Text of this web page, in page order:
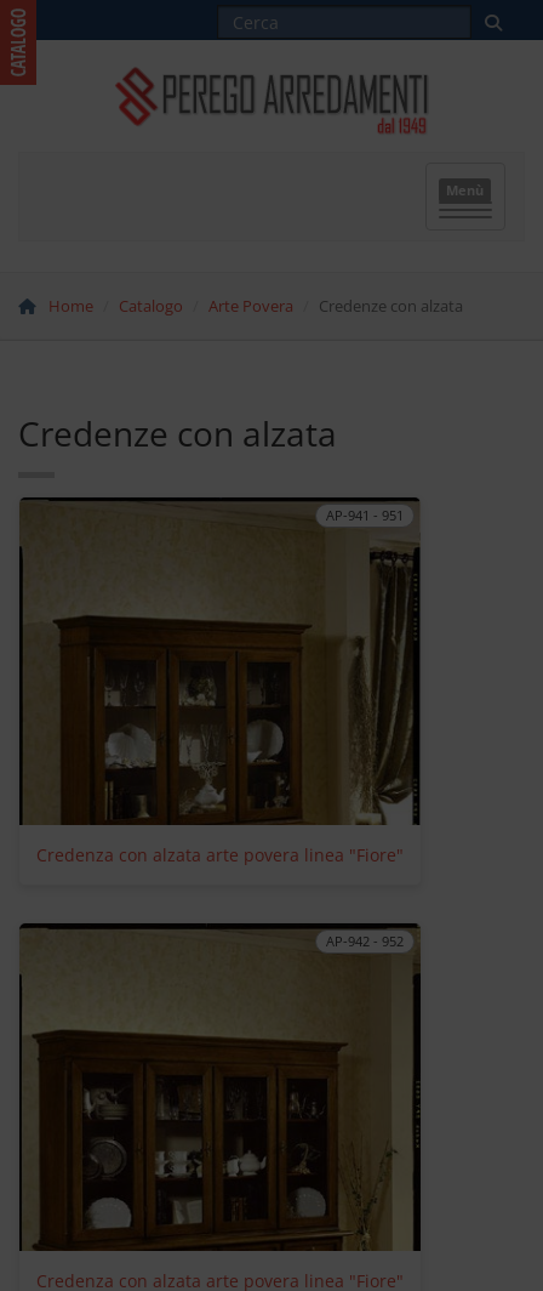
Menù
Home Catalogo Arte Povera Credenze con alzata
Credenze con alzata
AP-941 - 951
Credenza con alzata arte povera linea "Fiore"
AP-942 - 952
Credenza con alzata arte povera linea "Fiore"